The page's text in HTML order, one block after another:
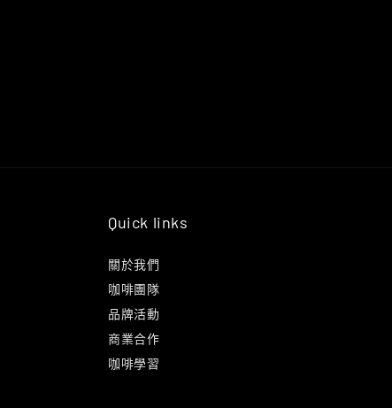
Quick links
關於我們
咖啡團隊
品牌活動
商業合作
咖啡學習